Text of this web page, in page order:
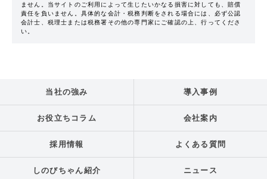
ません。当サイトのご利用によって生じたいかなる損害に対しても、賠償
責任を負いません。具体的な会計・税務判断をされる場合には、必ず公認
会計士、税理士または税務署その他の専門家にご確認の上、行ってくださ
い。
当社の強み 導入事例
お役立ちコラム 会社案内
採用情報 よくある質問
しのびちゃん紹介 ニュース